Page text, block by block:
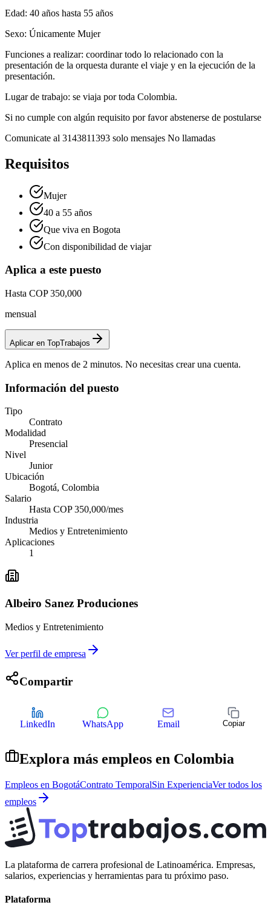
Edad: 40 años hasta 55 años
Sexo: Únicamente Mujer
Funciones a realizar: coordinar todo lo relacionado con la
presentación de la orquesta durante el viaje y en la ejecución de la
presentación.
Lugar de trabajo: se viaja por toda Colombia.
Si no cumple con algún requisito por favor abstenerse de postularse
Comunicate al 3143811393 solo mensajes No llamadas
Requisitos
Mujer
40 a 55 años
Que viva en Bogota
Con disponibilidad de viajar
Aplica a este puesto
Hasta COP 350,000
mensual
Aplicar en TopTrabajos
Aplica en menos de 2 minutos. No necesitas crear una cuenta.
Información del puesto
Tipo
Contrato
Modalidad
Presencial
Nivel
Junior
Ubicación
Bogotá, Colombia
Salario
Hasta COP 350,000/mes
Industria
Medios y Entretenimiento
Aplicaciones
1
Albeiro Sanez Produciones
Medios y Entretenimiento
Ver perfil de empresa
Compartir
LinkedIn WhatsApp Email Copiar
Explora más empleos en Colombia
Empleos en BogotáContrato TemporalSin ExperienciaVer todos los
empleos
La plataforma de carrera profesional de Latinoamérica. Empresas,
salarios, experiencias y herramientas para tu próximo paso.
Plataforma